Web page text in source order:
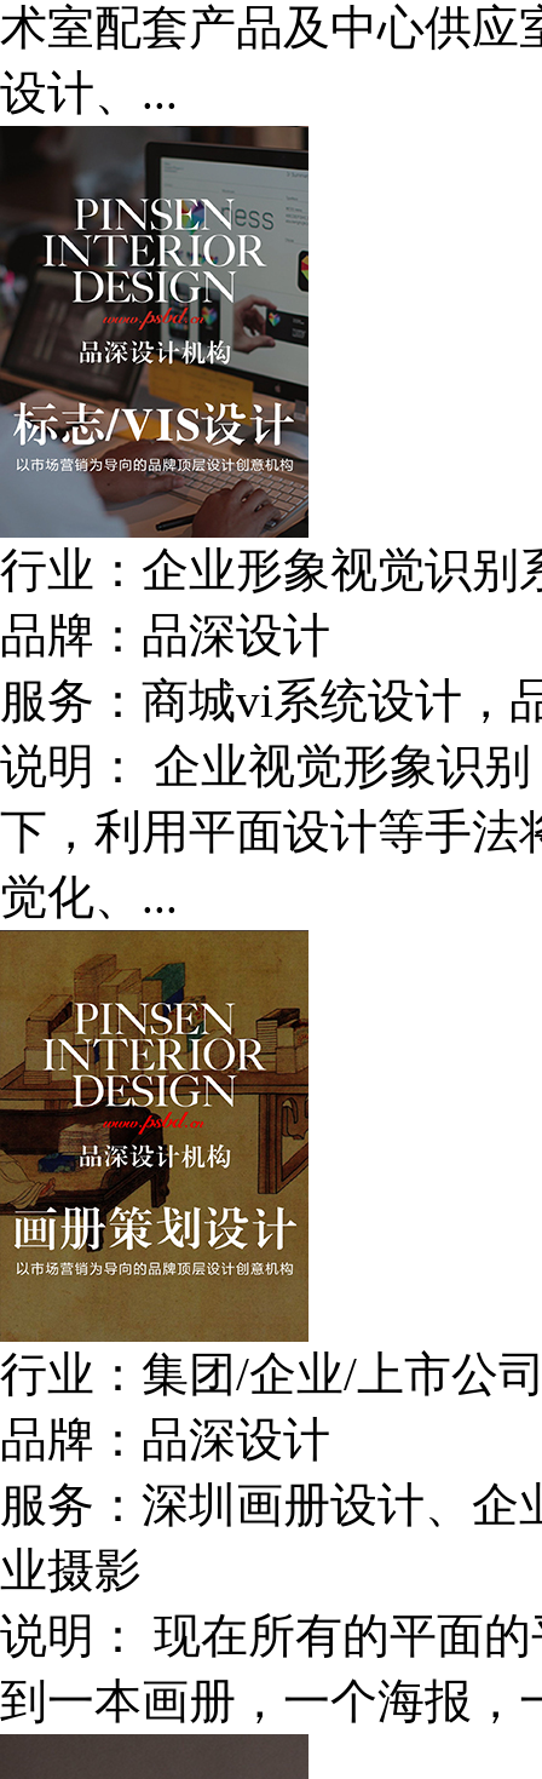
术室配套产品及中心供应
设计、...
行业： 企业形象视觉识别
品牌： 品深设计
服务： 商城vi系统设计，
说明：
企业视觉形象识
下，利用平面设计等手法
觉化、...
行业： 集团/企业/上市公
品牌： 品深设计
服务： 深圳画册设计、企
业摄影
说明：
现在所有的平面
到一本画册，一个海报，